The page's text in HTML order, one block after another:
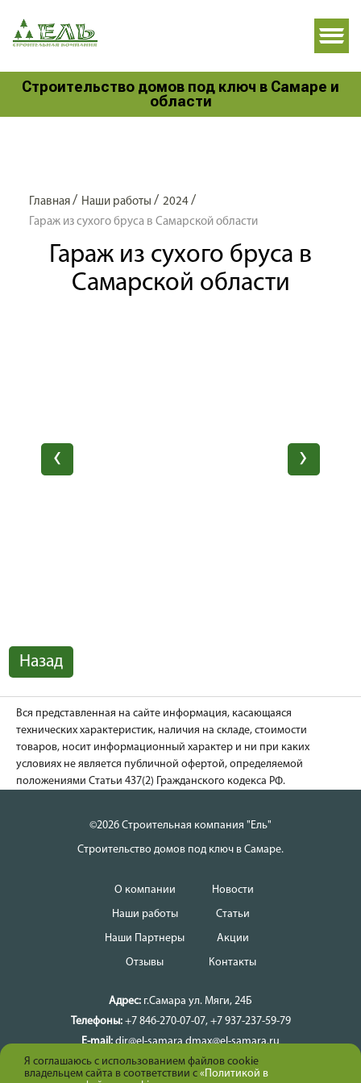
Строительство домов под ключ в Самаре и
области
Главная/ Наши работы/ 2024/
Гараж из сухого бруса в Самарской области
Гараж из сухого бруса в
Самарской области
Назад
Вся представленная на сайте информация, касающаяся
технических характеристик, наличия на складе, стоимости
товаров, носит информационный характер и ни при каких
условиях не является публичной офертой, определяемой
положениями Статьи 437(2) Гражданского кодекса РФ.
©2026 Строительная компания "Ель"
Строительство домов под ключ в Самаре.
О компании
Наши работы
Наши Партнеры
Отзывы
Новости
Статьи
Акции
Контакты
Адрес: г.Самара ул. Мяги, 24Б
Телефоны: +7 846-270-07-07, +7 937-237-59-79
E-mail: dir@el-samara dmax@el-samara.ru
Время работы: Ежедневно
Я соглашаюсь с использованием файлов cookie
владельцем сайта в соответствии с «Политикой в